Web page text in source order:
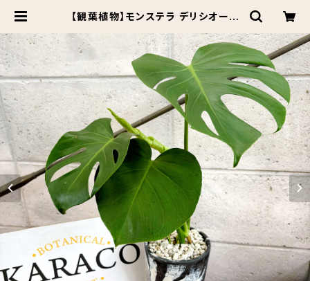
【観葉植物】モンステラ デリシオーサ
ミルク | Botanical Market KAR
ACO